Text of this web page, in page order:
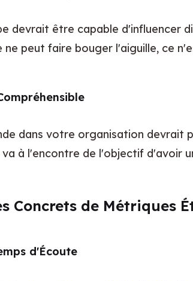
devrait être capable d'influencer
ne peut faire bouger l'aiguille, ce
dans votre organisation devrait
à l'encontre de l'objectif d'avoir
Concrets de Métriques
d'Écoute